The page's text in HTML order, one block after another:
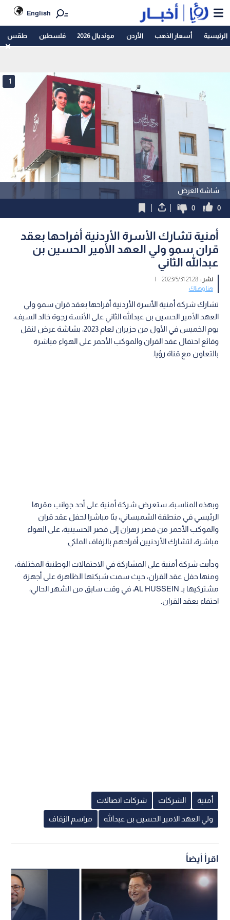
English
الرئيسية أسعار الذهب الأردن مونديال 2026 فلسطين طقس
شاشة العرض
1
0
0
أمنية تشارك الأسرة الأردنية أفراحها بعقد
قران سمو ولي العهد الأمير الحسين بن
عبدالله الثاني
نشر :21:28 2023/5/31
|
هنا وهناك
تشارك شركة أمنية الأسرة الأردنية أفراحها بعقد قران سمو ولي
العهد الأمير الحسين بن عبدالله الثاني على الأنسة رجوة خالد السيف،
يوم الخميس في الأول من حزيران لعام 2023، بشاشة عرض لنقل
وقائع احتفال عقد القران والموكب الأحمر على الهواء مباشرة
بالتعاون مع قناة رؤيا.
وبهذه المناسبة، ستعرض شركة أمنية على أحد جوانب مقرها
الرئيسي في منطقة الشميساني، بثا مباشرا لحفل عقد قران
والموكب الأحمر من قصر زهران إلى قصر الحسينية، على الهواء
مباشرة، لتشارك الأردنيين أفراحهم بالزفاف الملكي.
ودأبت شركة أمنية على المشاركة في الاحتفالات الوطنية المختلفة،
ومنها حفل عقد القران، حيث سمت شبكتها الظاهرة على أجهزة
مشتركيها بـ AL HUSSEIN، في وقت سابق من الشهر الحالي،
احتفاء بعقد القران.
أمنية الشركات شركات اتصالات
ولي العهد الامير الحسين بن عبدالله مراسم الزفاف
اقرأ أيضاً